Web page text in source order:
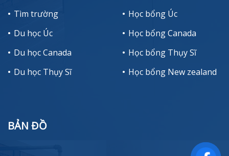
Tìm trường
Du học Úc
Du học Canada
Du học Thụy Sĩ
Học bổng Úc
Học bổng Canada
Học bổng Thụy Sĩ
Học bổng New zealand
BẢN ĐỒ